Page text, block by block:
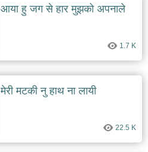
आया हु जग से हार मुझको अपनाले
1.7 K
मेरी मटकी नु हाथ ना लायी
22.5 K